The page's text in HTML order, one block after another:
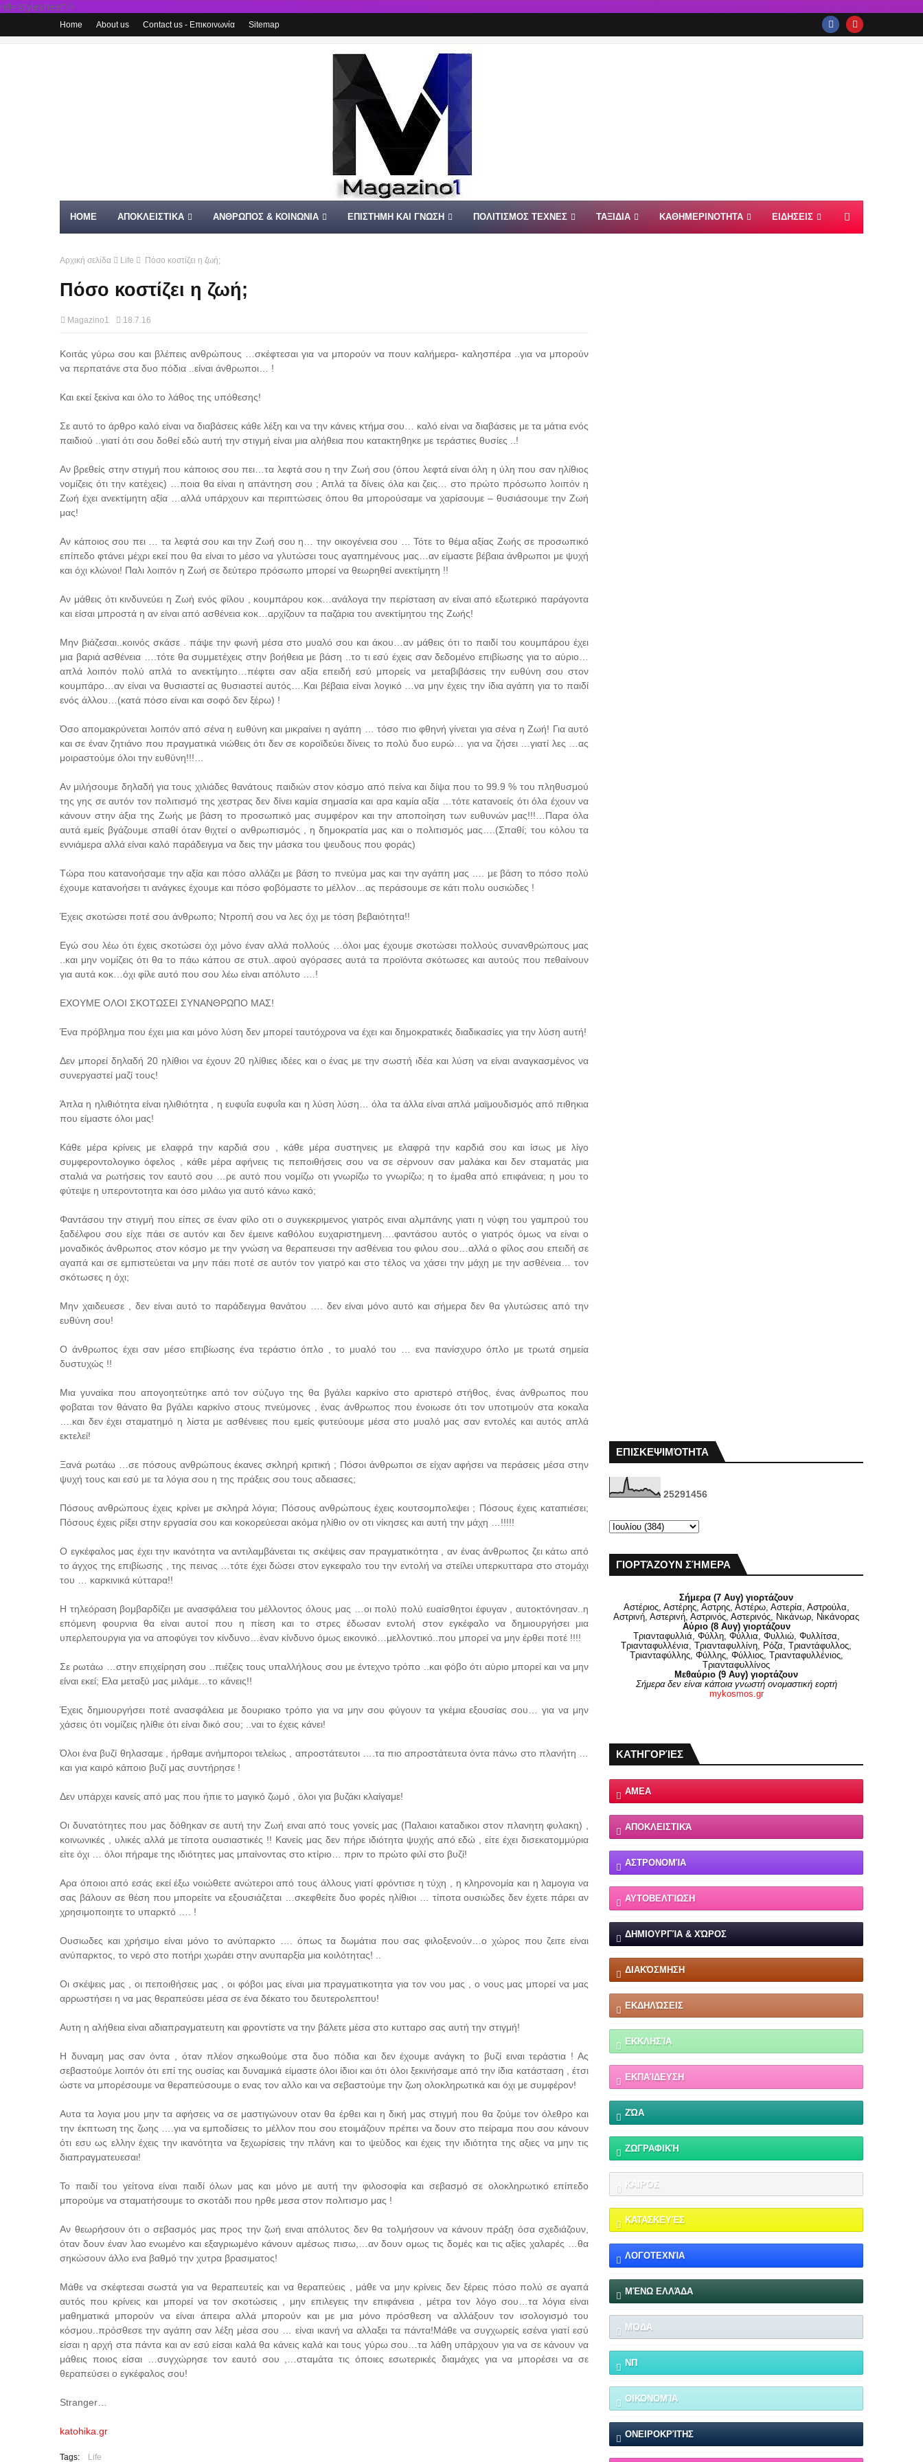
rel='stylesheet'/>
Home About us Contact us - Επικοινωνία Sitemap
HOME ΑΠΟΚΛΕΙΣΤΙΚΑ ΑΝΘΡΩΠΟΣ & ΚΟΙΝΩΝΙΑ ΕΠΙΣΤΗΜΗ ΚΑΙ ΓΝΩΣΗ ΠΟΛΙΤΙΣΜΟΣ ΤΕΧΝΕΣ ΤΑΞΙΔΙΑ ΚΑΘΗΜΕΡΙΝΟΤΗΤΑ ΕΙΔΗΣΕΙΣ
Αρχική σελίδα Life Πόσο κοστίζει η ζωή;
Πόσο κοστίζει η ζωή;
Magazino1 18.7.16
Κοιτάς γύρω σου και βλέπεις ανθρώπους …σκέφτεσαι για να μπορούν να πουν καλήμερα- καλησπέρα ..για να μπορούν
να περπατάνε στα δυο πόδια ..είναι άνθρωποι… !
Και εκεί ξεκiνα και όλο το λάθος της υπόθεσης!
Σε αυτό το άρθρο καλό είναι να διαβάσεις κάθε λέξη και να την κάνεις κτήμα σου… καλό είναι να διαβάσεις με τα μάτια ενός
παιδιού ..γιατί ότι σου δοθεί εδώ αυτή την στιγμή είναι μια αλήθεια που κατακτηθηκε με τεράστιες θυσίες ..!
Αν βρεθείς στην στιγμή που κάποιος σου πει…τα λεφτά σου η την Ζωή σου (όπου λεφτά είναι όλη η ύλη που σαν ηλίθιος
νομίζεις ότι την κατέχεις) …ποια θα είναι η απάντηση σου ; Απλά τα δίνεις όλα και ζεις… στο πρώτο πρόσωπο λοιπόν η
Ζωή έχει ανεκτίμητη αξία …αλλά υπάρχουν και περιπτώσεις όπου θα μπορούσαμε να χαρίσουμε – θυσιάσουμε την Ζωή
μας!
Αν κάποιος σου πει … τα λεφτά σου και την Ζωή σου η… την οικογένεια σου … Τότε το θέμα αξίας Ζωής σε προσωπικό
επίπεδο φτάνει μέχρι εκεί που θα είναι το μέσο να γλυτώσει τους αγαπημένους μας…αν είμαστε βέβαια άνθρωποι με ψυχή
και όχι κλώνοι! Παλι λοιπόν η Ζωή σε δεύτερο πρόσωπο μπορεί να θεωρηθεί ανεκτίμητη !!
Αν μάθεις ότι κινδυνεύει η Ζωή ενός φίλου , κουμπάρου κοκ…ανάλογα την περίσταση αν είναι από εξωτερικό παράγοντα
και είσαι μπροστά η αν είναι από ασθένεια κοκ…αρχίζουν τα παζάρια του ανεκτίμητου της Ζωής!
Μην βιάζεσαι..κοινός σκάσε . πάψε την φωνή μέσα στο μυαλό σου και άκου…αν μάθεις ότι το παιδί του κουμπάρου έχει
μια βαριά ασθένεια ….τότε θα συμμετέχεις στην βοήθεια με βάση ..το τι εσύ έχεις σαν δεδομένο επιβίωσης για το αύριο…
απλά λοιπόν πολύ απλά το ανεκτίμητο…πέφτει σαν αξία επειδή εσύ μπορείς να μεταβιβάσεις την ευθύνη σου στον
κουμπάρο…αν είναι να θυσιαστεί ας θυσιαστεί αυτός….Και βέβαια είναι λογικό …να μην έχεις την ίδια αγάπη για το παιδί
ενός άλλου…(κατά πόσο είναι και σοφό δεν ξέρω) !
Όσο απομακρύνεται λοιπόν από σένα η ευθύνη και μικραίνει η αγάπη … τόσο πιο φθηνή γίνεται για σένα η Ζωή! Για αυτό
και σε έναν ζητιάνο που πραγματικά νιώθεις ότι δεν σε κοροϊδεύει δίνεις το πολύ δυο ευρώ… για να ζήσει …γιατί λες …ας
μοιραστούμε όλοι την ευθύνη!!!…
Αν μιλήσουμε δηλαδή για τους χιλιάδες θανάτους παιδιών στον κόσμο από πείνα και δίψα που το 99.9 % του πληθυσμού
της γης σε αυτόν τον πολιτισμό της χεστρας δεν δίνει καμία σημασία και αρα καμία αξία …τότε κατανοείς ότι όλα έχουν να
κάνουν στην άξια της Ζωής με βάση το προσωπικό μας συμφέρον και την αποποίηση των ευθυνών μας!!!…Παρα όλα
αυτά εμείς βγάζουμε σπαθί όταν θιχτεί ο ανθρωπισμός , η δημοκρατία μας και ο πολιτισμός μας….(Σπαθί; του κόλου τα
εννιάμερα αλλά είναι καλό παράδειγμα να δεις την μάσκα του ψευδους που φοράς)
Τώρα που κατανοήσαμε την αξία και πόσο αλλάζει με βάση το πνεύμα μας και την αγάπη μας …. με βάση το πόσο πολύ
έχουμε κατανοήσει τι ανάγκες έχουμε και πόσο φοβόμαστε το μέλλον…ας περάσουμε σε κάτι πολυ ουσιώδες !
Έχεις σκοτώσει ποτέ σου άνθρωπο; Ντροπή σου να λες όχι με τόση βεβαιότητα!!
Εγώ σου λέω ότι έχεις σκοτώσει όχι μόνο έναν αλλά πολλούς …όλοι μας έχουμε σκοτώσει πολλούς συνανθρώπους μας
..και μην νομίζεις ότι θα το πάω κάπου σε στυλ..αφού αγόρασες αυτά τα προϊόντα σκότωσες και αυτούς που πεθαίνουν
για αυτά κοκ…όχι φίλε αυτό που σου λέω είναι απόλυτο ….!
ΕΧΟΥΜΕ ΟΛΟΙ ΣΚΟΤΩΣΕΙ ΣΥΝΑΝΘΡΩΠΟ ΜΑΣ!
Ένα πρόβλημα που έχει μια και μόνο λύση δεν μπορεί ταυτόχρονα να έχει και δημοκρατικές διαδικασίες για την λύση αυτή!
Δεν μπορεί δηλαδή 20 ηλίθιοι να έχουν 20 ηλίθιες ιδέες και ο ένας με την σωστή ιδέα και λύση να είναι αναγκασμένος να
συνεργαστεί μαζί τους!
Άπλα η ηλιθιότητα είναι ηλιθιότητα , η ευφυΐα ευφυΐα και η λύση λύση… όλα τα άλλα είναι απλά μαϊμουδισμός από πιθηκια
που είμαστε όλοι μας!
Κάθε μέρα κρίνεις με ελαφρά την καρδιά σου , κάθε μέρα συστηνεις με ελαφρά την καρδιά σου και ίσως με λίγο
συμφεροντολογικο όφελος , κάθε μέρα αφήνεις τις πεποιθήσεις σου να σε σέρνουν σαν μαλάκα και δεν σταματάς μια
σταλιά να ρωτήσεις τον εαυτό σου …ρε αυτό που νομίζω οτι γνωρίζω το γνωρίζω; η το έμαθα από επιφάνεια; η μου το
φύτεψε η υπεροντοτητα και όσο μιλάω για αυτό κάνω κακό;
Φαντάσου την στιγμή που είπες σε έναν φίλο οτι ο συγκεκριμενος γιατρός ειναι αλμπάνης γιατι η νύφη του γαμπρού του
ξαδέλφου σου είχε πάει σε αυτόν και δεν έμεινε καθόλου ευχαριστημενη….φαντάσου αυτός ο γιατρός όμως να είναι ο
μοναδικός άνθρωπος στον κόσμο με την γνώση να θεραπευσει την ασθένεια του φιλου σου…αλλά ο φίλος σου επειδή σε
αγαπά και σε εμπιστεύεται να μην πάει ποτέ σε αυτόν τον γιατρό και στο τέλος να χάσει την μάχη με την ασθένεια… τον
σκότωσες η όχι;
Μην χαιδευεσε , δεν είναι αυτό το παράδειγμα θανάτου …. δεν είναι μόνο αυτό και σήμερα δεν θα γλυτώσεις από την
ευθύνη σου!
Ο άνθρωπος έχει σαν μέσο επιβίωσης ένα τεράστιο όπλο , το μυαλό του … ενα πανίσχυρο όπλο με τρωτά σημεία
δυστυχώς !!
Μια γυναίκα που απογοητεύτηκε από τον σύζυγο της θα βγάλει καρκίνο στο αριστερό στήθος, ένας άνθρωπος που
φοβαται τον θάνατο θα βγάλει καρκίνο στους πνεύμονες , ένας άνθρωπος που ένοιωσε ότι τον υποτιμούν στα κοκαλα
….και δεν έχει σταματημό η λίστα με ασθένειες που εμείς φυτεύουμε μέσα στο μυαλό μας σαν εντολές και αυτός απλά
εκτελεί!
Ξανά ρωτάω …σε πόσους ανθρώπους έκανες σκληρή κριτική ; Πόσοι άνθρωποι σε είχαν αφήσει να περάσεις μέσα στην
ψυχή τους και εσύ με τα λόγια σου η της πράξεις σου τους αδειασες;
Πόσους ανθρώπους έχεις κρίνει με σκληρά λόγια; Πόσους ανθρώπους έχεις κουτσομπολεψει ; Πόσους έχεις καταπιέσει;
Πόσους έχεις ρίξει στην εργασία σου και κοκορεύεσαι ακόμα ηλίθιο ον οτι νίκησες και αυτή την μάχη …!!!!!
Ο εγκέφαλος μας έχει την ικανότητα να αντιλαμβάνεται τις σκέψεις σαν πραγματικότητα , αν ένας άνθρωπος ζει κάτω από
το άγχος της επιβίωσης , της πεινας …τότε έχει δώσει στον εγκεφαλο του την εντολή να στείλει υπερκυτταρα στο στομάχι
του … καρκινικά κύτταρα!!
Η τηλεόραση βομβαρδίζει με ανασφάλεια του μέλλοντος όλους μας …οι πολύ πολύ ευαίσθητοι έφυγαν , αυτοκτόνησαν..η
επόμενη φουρνια θα είναι αυτοί που η πίεση και το στρες έδωσαν εντολή στον εγκέφαλο να δημιουργήσει μια
υπερλειτουργια για να αποφύγει τον κίνδυνο…έναν κίνδυνο όμως εικονικό…μελλοντικό..που μπορεί να μην έρθει ποτέ !!!!
Σε ρωτάω …στην επιχείρηση σου ..πιέζεις τους υπαλλήλους σου με έντεχνο τρόπο ..και φόβο ότι αύριο μπορεί και να μην
είναι εκεί; Ελα μεταξύ μας μιλάμε…το κάνεις!!
Έχεις δημιουργήσει ποτέ ανασφάλεια με δουριακο τρόπο για να μην σου φύγουν τα γκέμια εξουσίας σου… για να μην
χάσεις ότι νομίζεις ηλίθιε ότι είναι δικό σου; ..ναι το έχεις κάνει!
Όλοι ένα βυζί θηλασαμε , ήρθαμε ανήμποροι τελείως , απροστάτευτοι ….τα πιο απροστάτευτα όντα πάνω στο πλανήτη …
και για καιρό κάποιο βυζί μας συντήρησε !
Δεν υπάρχει κανείς από μας που ήπιε το μαγικό ζωμό , όλοι για βυζάκι κλαίγαμε!
Οι δυνατότητες που μας δόθηκαν σε αυτή την Ζωή ειναι από τους γονείς μας (Παλαιοι καταδικοι στον πλανητη φυλακη) ,
κοινωνικές , υλικές αλλά με τίποτα ουσιαστικές !! Κανείς μας δεν πήρε ιδιότητα ψυχής από εδώ , είτε έχει δισεκατομμύρια
είτε όχι … όλοι πήραμε της ιδιότητες μας μπαίνοντας στο κτίριο… πριν το πρώτο φιλί στο βυζί!
Αρα όποιοι από εσάς εκεί έξω νοιώθετε ανώτεροι από τους άλλους γιατί φρόντισε η τύχη , η κληρονομία και η λαμογια να
σας βάλουν σε θέση που μπορείτε να εξουσιάζεται …σκεφθείτε δυο φορές ηλίθιοι … τίποτα ουσιώδες δεν έχετε πάρει αν
χρησιμοποιητε το υπαρκτό …. !
Ουσιωδες και χρήσιμο είναι μόνο το ανύπαρκτο …. όπως τα δωμάτια που σας φιλοξενούν…ο χώρος που ζειτε είναι
ανύπαρκτος, το νερό στο ποτήρι χωράει στην ανυπαρξία μια κοιλότητας! ..
Οι σκέψεις μας , οι πεποιθήσεις μας , οι φόβοι μας είναι μια πραγματικοτητα για τον νου μας , ο νους μας μπορεί να μας
αρρωστήσει η να μας θεραπεύσει μέσα σε ένα δέκατο του δευτερολεπτου!
Αυτη η αλήθεια είναι αδιαπραγματευτη και φροντίστε να την βάλετε μέσα στο κυτταρο σας αυτή την στιγμή!
Η δυναμη μας σαν όντα , όταν πλέον σηκωθούμε στα δυο πόδια και δεν έχουμε ανάγκη το βυζί ειναι τεράστια ! Ας
σεβαστούμε λοιπόν ότι επί της ουσίας και δυναμικά είμαστε όλοι ίδιοι και ότι όλοι ξεκινήσαμε από την ίδια κατάσταση , έτσι
ώστε να μπορέσουμε να θεραπεύσουμε ο ενας τον αλλο και να σεβαστούμε την ζωη ολοκληρωτικά και όχι με συμφέρον!
Αυτα τα λογια μου μην τα αφήσεις να σε μαστιγώνουν οταν θα έρθει και η δική μας στιγμή που θα ζούμε τον όλεθρο και
την έκπτωση της ζωης ….για να εμποδίσεις το μέλλον που σου ετοιμάζουν πρέπει να δουν στο πείραμα που σου κάνουν
ότι εσυ ως ελλην έχεις την ικανότητα να ξεχωρίσεις την πλάνη και το ψεύδος και έχεις την ιδιότητα της αξιες να μην τις
διαπραγματευεσαι!
Το παιδί του γείτονα είναι παιδί όλων μας και μόνο με αυτή την φιλοσοφία και σεβασμό σε ολοκληρωτικό επίπεδο
μπορούμε να σταματήσουμε το σκοτάδι που ηρθε μεσα στον πολιτισμο μας !
Αν θεωρήσουν ότι ο σεβασμός μας προς την ζωή ειναι απόλυτος δεν θα τολμήσουν να κάνουν πράξη όσα σχεδιάζουν,
όταν δουν έναν λαο ενωμένο και εξαγριωμένο κάνουν αμέσως πισω,…αν δουν ομως τις δομές και τις αξίες χαλαρές …θα
σηκώσουν άλλο ενα βαθμό την χυτρα βρασιματος!
Μάθε να σκέφτεσαι σωστά για να θεραπευτείς και να θεραπεύεις , μάθε να μην κρίνεις δεν ξέρεις πόσο πολύ σε αγαπά
αυτός που κρίνεις και μπορεί να τον σκοτώσεις , μην επιλεγεις την επιφάνεια , μέτρα τον λόγο σου…τα λόγια είναι
μαθηματικά μπορούν να είναι άπειρα αλλά μπορούν και με μια μόνο πρόσθεση να αλλάξουν τον ισολογισμό του
κόσμου..πρόσθεσε την αγάπη σαν λέξη μέσα σου … είναι ικανή να αλλαξει τα πάντα!Μάθε να συγχωρείς εσένα γιατί εσύ
είσαι η αρχή στα πάντα και αν εσύ είσαι καλά θα κάνεις καλά και τους γύρω σου…τα λάθη υπάρχουν για να σε κάνουν να
μάθεις ποιος είσαι …συγχώρησε τον εαυτό σου ,…σταμάτα τις όποιες εσωτερικές διαμάχες για να μπορέσει να σε
θεραπεύσει ο εγκέφαλος σου!
Stranger…
katohika.gr
Tags: Life
ΕΠΙΣΚΕΨΙΜΌΤΗΤΑ
25291456
ΓΙΟΡΤΆΖΟΥΝ ΣΉΜΕΡΑ
Σήμερα (7 Αυγ) γιορτάζουν
Αστέριος, Αστέρης, Αστρης, Αστέρω, Αστερία, Αστρούλα,
Αστρινή, Αστερινή, Αστρινός, Αστερινός, Νικάνωρ, Νικάνορας
Αύριο (8 Αυγ) γιορτάζουν
Τριανταφυλλιά, Φύλλη, Φύλλια, Φυλλιώ, Φυλλίτσα,
Τριανταφυλλένια, Τριανταφυλλίνη, Ρόζα, Τριαντάφυλλος,
Τριανταφύλλης, Φύλλης, Φύλλιος, Τριανταφυλλένιος,
Τριανταφυλλίνος
Μεθαύριο (9 Αυγ) γιορτάζουν
Σήμερα δεν είναι κάποια γνωστή ονομαστική εορτή
mykosmos.gr
ΚΑΤΗΓΟΡΊΕΣ
ΑΜΕΑ
ΑΠΟΚΛΕΙΣΤΙΚΆ
ΑΣΤΡΟΝΟΜΊΑ
ΑΥΤΟΒΕΛΤΊΩΣΗ
ΔΗΜΙΟΥΡΓΊΑ & ΧΏΡΟΣ
ΔΙΑΚΌΣΜΗΣΗ
ΕΚΔΗΛΏΣΕΙΣ
ΕΚΚΛΗΣΊΑ
ΕΚΠΑΊΔΕΥΣΗ
ΖΏΑ
ΖΩΓΡΑΦΙΚΉ
ΚΑΙΡΌΣ
ΚΑΤΑΣΚΕΥΈΣ
ΛΟΓΟΤΕΧΝΊΑ
ΜΈΝΩ ΕΛΛΆΔΑ
ΜΌΔΑ
ΝΠ
ΟΙΚΟΝΟΜΊΑ
ΟΝΕΙΡΟΚΡΊΤΗΣ